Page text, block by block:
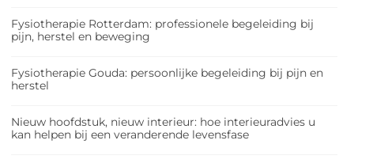
Fysiotherapie Rotterdam: professionele begeleiding bij
pijn, herstel en beweging
Fysiotherapie Gouda: persoonlijke begeleiding bij pijn en
herstel
Nieuw hoofdstuk, nieuw interieur: hoe interieuradvies u
kan helpen bij een veranderende levensfase